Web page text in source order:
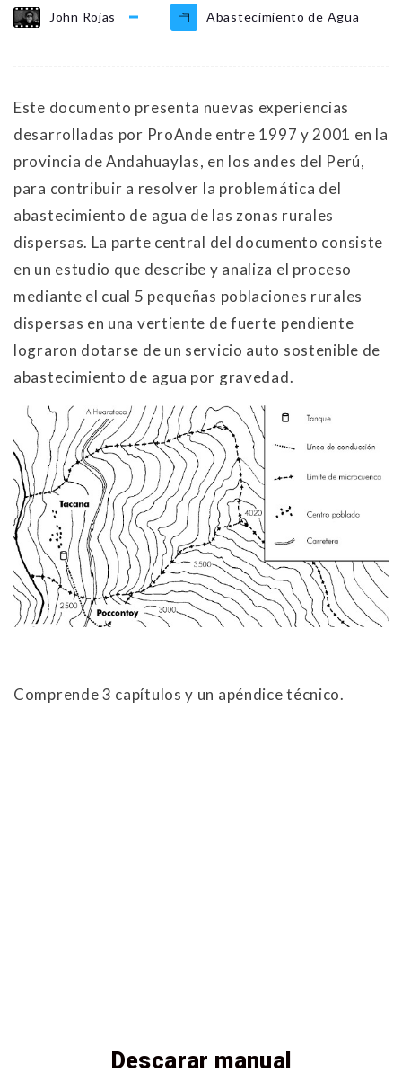
John Rojas Abastecimiento de Agua
Este documento presenta nuevas experiencias
desarrolladas por ProAnde entre 1997 y 2001 en la
provincia de Andahuaylas, en los andes del Perú,
para contribuir a resolver la problemática del
abastecimiento de agua de las zonas rurales
dispersas. La parte central del documento consiste
en un estudio que describe y analiza el proceso
mediante el cual 5 pequeñas poblaciones rurales
dispersas en una vertiente de fuerte pendiente
lograron dotarse de un servicio auto sostenible de
abastecimiento de agua por gravedad.
Comprende 3 capítulos y un apéndice técnico.
Descarar manual